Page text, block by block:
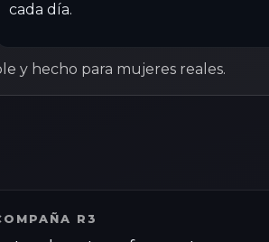
cada día.
y hecho para mujeres reales.
R3